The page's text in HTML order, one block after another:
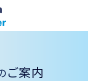
ご案内